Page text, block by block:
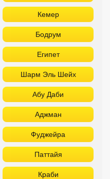
Кемер
Бодрум
Египет
Шарм Эль Шейх
Абу Даби
Аджман
Фуджейра
Паттайя
Краби